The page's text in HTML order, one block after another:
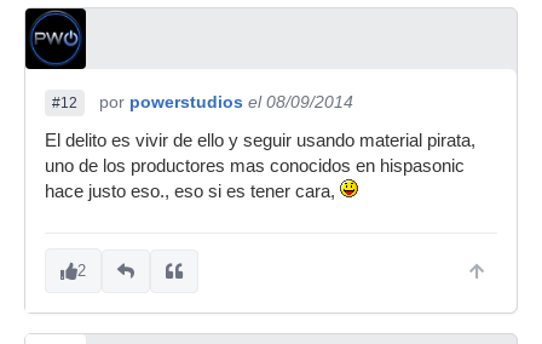
#12 por powerstudios el 08/09/2014
El delito es vivir de ello y seguir usando material pirata,
uno de los productores mas conocidos en hispasonic
hace justo eso., eso si es tener cara,
2